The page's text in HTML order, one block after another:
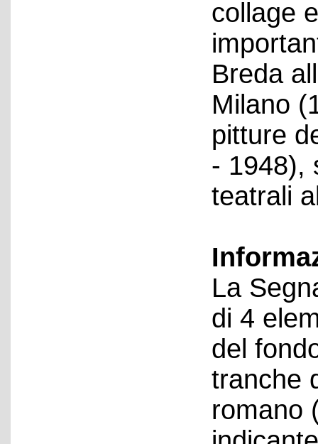
collage
Breda
Milano
pitture
- 1948),
teatrali
La
di 4
del
tranche
romano